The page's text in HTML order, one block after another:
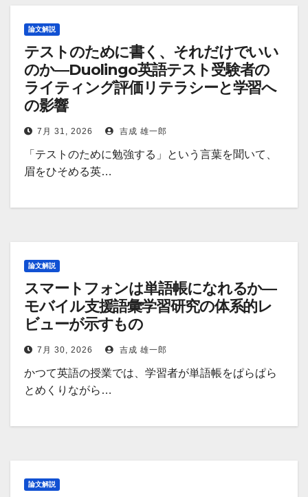
論文解説
テストのために書く、それだけでいい
のか―Duolingo英語テスト受験者の
ライティング評価リテラシーと学習へ
の影響
7月 31, 2026 吉成 雄一郎
「テストのために勉強する」という言葉を聞いて、
眉をひそめる英…
論文解説
スマートフォンは単語帳になれるか―
モバイル支援語彙学習研究の体系的レ
ビューが示すもの
7月 30, 2026 吉成 雄一郎
かつて英語の授業では、学習者が単語帳をぱらぱら
とめくりながら…
論文解説